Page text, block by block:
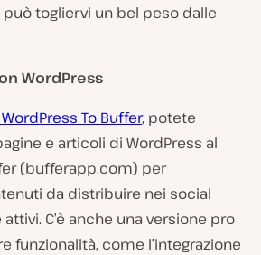
togliervi un bel peso dalle
WordPress
To Buffer, potete
e articoli di WordPress al
(bufferapp.com) per
da distribuire nei social
C’è anche una versione pro
funzionalità, come l’integrazione